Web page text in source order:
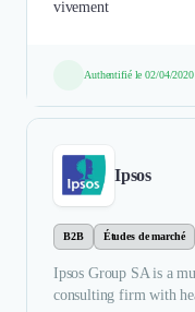
vivement
Authentifié le 02/04/2020
Ipsos
B2B Études de marché
Ipsos Group SA is a
consulting firm with